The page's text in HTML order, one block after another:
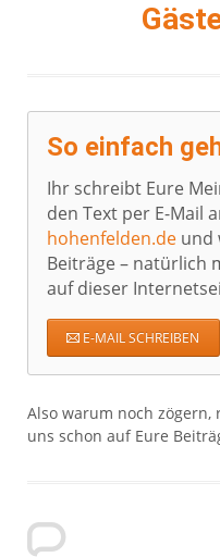
So einfach
Ihr schreibt Eure
den Text per E-Mail
hohenfelden.deund
Beiträge – natürlich
auf dieser
E-MAIL SCHREIBEN
Also warum noch
uns schon auf Eure